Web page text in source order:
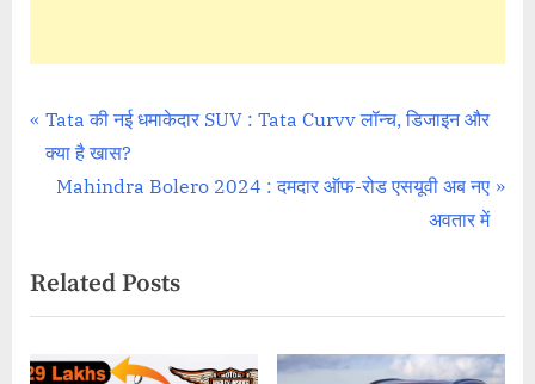
Automobile Review
Post
navigation
P
r
o
u
Tata की नई धमाकेदार SUV : Tata Curvv लॉन्च, डिजाइन और
क्या है खास?
N
t
P
Mahindra Bolero 2024 : दमदार ऑफ-रोड एसयूवी अब नए
अवतार में
Related Posts